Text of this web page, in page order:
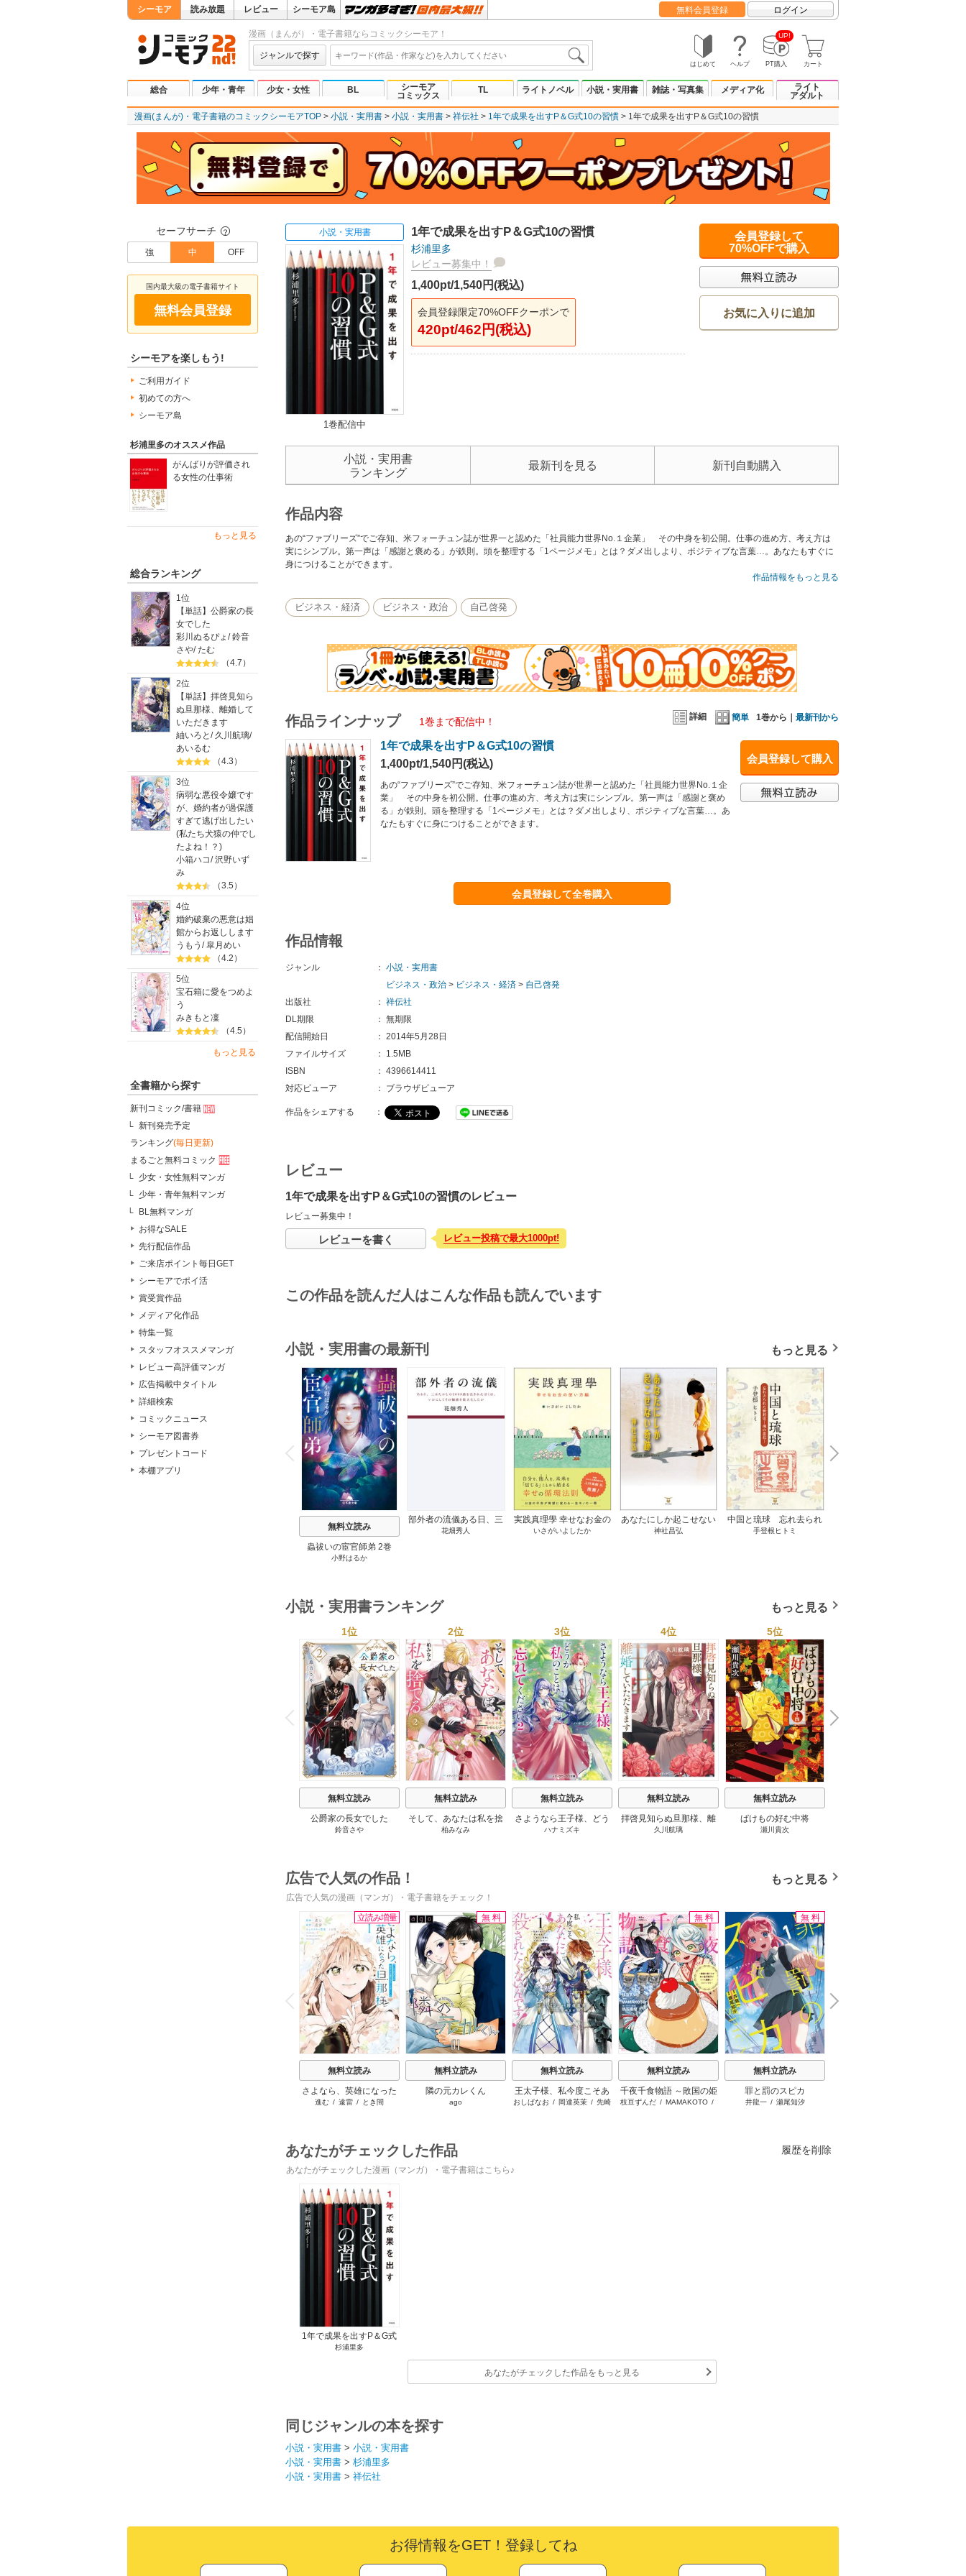
シーモア 読み放題 レビュー シーモア島 無料会員登録 ログイン
漫画（まんが）・電子書籍ならコミックシーモア！
ジャンルで探す
はじめて ヘルプ
UP!
PT購入 カート
総合 少年・青年 少女・女性 BL
シーモア
コミックス
TL ライトノベル 小説・実用書 雑誌・写真集 メディア化
ライト
アダルト
漫画(まんが)・電子書籍のコミックシーモアTOP 小説・実用書 小説・実用書 祥伝社 1年で成果を出すP＆G式10の習慣 1年で成果を出すP＆G式10の習慣
セーフサーチ ？
強 中 OFF
国内最大級の電子書籍サイト
無料会員登録
シーモアを楽しもう!
ご利用ガイド
初めての方へ
シーモア島
杉浦里多のオススメ作品
がんばりが評価され
る女性の仕事術
もっと見る
総合ランキング
1位
【単話】公爵家の長
女でした
彩川ぬるぴょ /鈴音
さや/たむ
（4.7）
2位
【単話】拝啓見知ら
ぬ旦那様、離婚して
いただきます
紬いろと / 久川航璃/
あいるむ
（4.3）
3位
病弱な悪役令嬢です
が、婚約者が過保護
すぎて逃げ出したい
(私たち犬猿の仲でし
たよね！？)
小箱ハコ/沢野いず
み
（3.5）
4位
婚約破棄の悪意は娼
館からお返しします
うもう /皐月めい
（4.2）
5位
宝石箱に愛をつめよ
う
みきもと凜
（4.5）
もっと見る
全書籍から探す
新刊コミック/書籍
新刊発売予定
ランキング(毎日更新)
まるごと無料コミック
少女・女性無料マンガ
少年・青年無料マンガ
BL無料マンガ
お得なSALE
先行配信作品
ご来店ポイント毎日GET
シーモアでポイ活
賞受賞作品
メディア化作品
特集一覧
スタッフオススメマンガ
レビュー高評価マンガ
広告掲載中タイトル
詳細検索
コミックニュース
シーモア図書券
プレゼントコード
本棚アプリ
小説・実用書
1巻配信中
1年で成果を出すP＆G式10の習慣
杉浦里多
レビュー募集中！
1,400pt/1,540円(税込)
会員登録限定70%OFFクーポンで
420pt/462円(税込)
会員登録して
70%OFFで購入
お気に入りに追加
小説・実用書
ランキング
最新刊を見る 新刊自動購入
作品内容
あの“ファブリーズ”でご存知、米フォーチュン誌が世界一と認めた「社員能力世界No.１企業」 その中身を初公開。仕事の進め方、考え方は
実にシンプル。第一声は「感謝と褒める」が鉄則。頭を整理する「1ページメモ」とは？ダメ出しより、ポジティブな言葉…。あなたもすぐに
身につけることができます。
作品情報をもっと見る
ビジネス・経済 ビジネス・政治 自己啓発
詳細 簡単 1巻から｜ 最新刊から
作品ラインナップ 1巻まで配信中！
会員登録して購入
1年で成果を出すP＆G式10の習慣
1,400pt/1,540円(税込)
あの“ファブリーズ”でご存知、米フォーチュン誌が世界一と認めた「社員能力世界No.１企
業」 その中身を初公開。仕事の進め方、考え方は実にシンプル。第一声は「感謝と褒め
る」が鉄則。頭を整理する「1ページメモ」とは？ダメ出しより、ポジティブな言葉…。あ
なたもすぐに身につけることができます。
会員登録して全巻購入
作品情報
ジャンル ： 小説・実用書
ビジネス・政治 > ビジネス・経済 > 自己啓発
出版社
： 祥伝社
DL期限
： 無期限
配信開始日
： 2014年5月28日
ファイルサイズ
：
1.5MB
ISBN
： 4396614411
対応ビューア
： ブラウザビューア
作品をシェアする ：
レビュー
1年で成果を出すP＆G式10の習慣のレビュー
レビュー募集中！
レビューを書く レビュー投稿で最大1000pt!
この作品を読んだ人はこんな作品も読んでいます
小説・実用書の最新刊 もっと見る
P
r
e
v
i
o
u
s
無料立読み
蟲祓いの宦官師弟 2巻
小野はるか
部外者の流儀ある日、三
木たかしの5000曲を託さ
花畑秀人
実践真理學 幸せなお金の
使い方編 1巻
いさがいよしたか
あなたにしか起こせない
奇跡 1巻
神社昌弘
中国と琉球 忘れ去られ
た冊封史―魂の進化― 1
手登根ヒトミ
N
e
x
t
小説・実用書ランキング もっと見る
P
r
e
v
i
o
u
s
1位
無料立読み
公爵家の長女でした
鈴音さや
2位
無料立読み
そして、あなたは私を捨
てる
柏みなみ
3位
無料立読み
さようなら王子様、どう
か私のことは忘れてくだ
ハナミズキ
4位
無料立読み
拝啓見知らぬ旦那様、離
婚していただきます
久川航璃
5位
無料立読み
ばけもの好む中将
瀬川貴次
N
e
x
t
広告で人気の作品！ もっと見る
広告で人気の漫画（マンガ）・電子書籍をチェック！
P
r
e
v
i
o
u
s
立読み増量
無料立読み
さよなら、英雄になった
旦那様 ～ただ祈るだけ
進む / 遠雷 / とき間
無料
無料立読み
隣の元カレくん
ago
無料立読み
王太子様、私今度こそあ
なたに殺されたくないん
おしばなお / 岡達英茉 / 先崎
無料
無料立読み
千夜千食物語 ～敗国の姫
ですが氷の皇子殿下がど
枝豆ずんだ/ MAMAKOTO/
無料
無料立読み
罪と罰のスピカ
井龍一/ 瀬尾知汐
N
e
x
t
あなたがチェックした作品 履歴を削除
あなたがチェックした漫画（マンガ）・電子書籍はこちら♪
1年で成果を出すP＆G式
10の習慣
杉浦里多
あなたがチェックした作品をもっと見る
同じジャンルの本を探す
小説・実用書 > 小説・実用書
小説・実用書 > 杉浦里多
小説・実用書 > 祥伝社
お得情報をGET！登録してね